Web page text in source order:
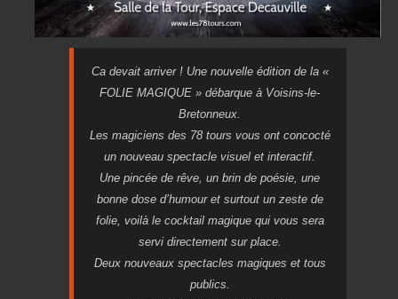
Ca devait arriver ! Une nouvelle édition de la «
FOLIE MAGIQUE » débarque à Voisins-le-
Bretonneux.
Les magiciens des 78 tours vous ont concocté
un nouveau spectacle visuel et interactif.
Une pincée de rêve, un brin de poésie, une
bonne dose d’humour et surtout un zeste de
folie, voilà le cocktail magique qui vous sera
servi directement sur place.
Deux nouveaux spectacles magiques et tous
publics.